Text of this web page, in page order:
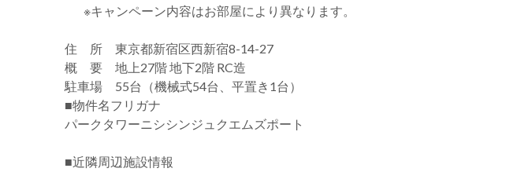
※キャンペーン内容はお部屋により異なります。
住 所 東京都新宿区西新宿8-14-27
概 要 地上27階 地下2階 RC造
駐車場 55台（機械式54台、平置き1台）
■物件名フリガナ
パークタワーニシシンジュクエムズポート
■近隣周辺施設情報